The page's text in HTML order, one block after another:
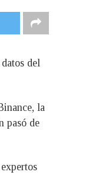
del
la
pasó de